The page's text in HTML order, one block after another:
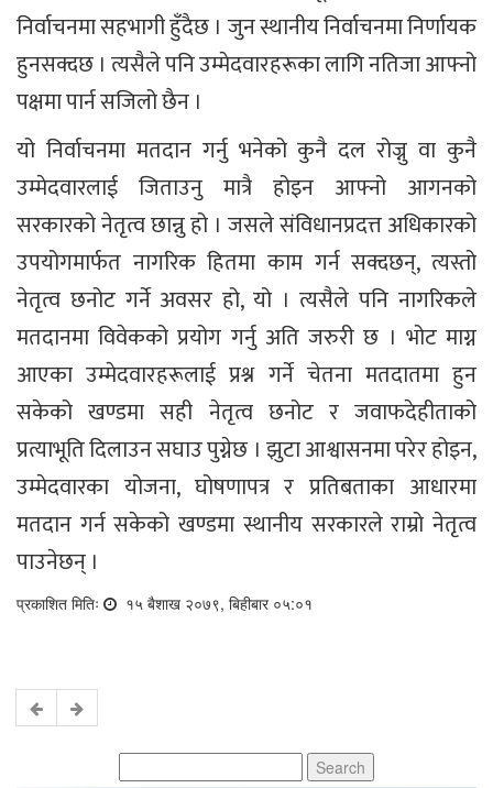
निर्वाचनमा सहभागी हुँदैछ । जुन स्थानीय निर्वाचनमा निर्णायक
हुनसक्दछ । त्यसैले पनि उम्मेदवारहरूका लागि नतिजा आफ्नो
पक्षमा पार्न सजिलो छैन ।
यो निर्वाचनमा मतदान गर्नु भनेको कुनै दल रोज्नु वा कुनै
उम्मेदवारलाई जिताउनु मात्रै होइन आफ्नो आगनको
सरकारको नेतृत्व छान्नु हो । जसले संविधानप्रदत्त अधिकारको
उपयोगमार्फत नागरिक हितमा काम गर्न सक्दछन्, त्यस्तो
नेतृत्व छनोट गर्ने अवसर हो, यो । त्यसैले पनि नागरिकले
मतदानमा विवेकको प्रयोग गर्नु अति जरुरी छ । भोट माग्न
आएका उम्मेदवारहरूलाई प्रश्न गर्ने चेतना मतदातमा हुन
सकेको खण्डमा सही नेतृत्व छनोट र जवाफदेहीताको
प्रत्याभूति दिलाउन सघाउ पुग्नेछ । झुटा आश्वासनमा परेर होइन,
उम्मेदवारका योजना, घोषणापत्र र प्रतिबताका आधारमा
मतदान गर्न सकेको खण्डमा स्थानीय सरकारले राम्रो नेतृत्व
पाउनेछन् ।
प्रकाशित मितिः १५ बैशाख २०७९, बिहीबार ०५:०१